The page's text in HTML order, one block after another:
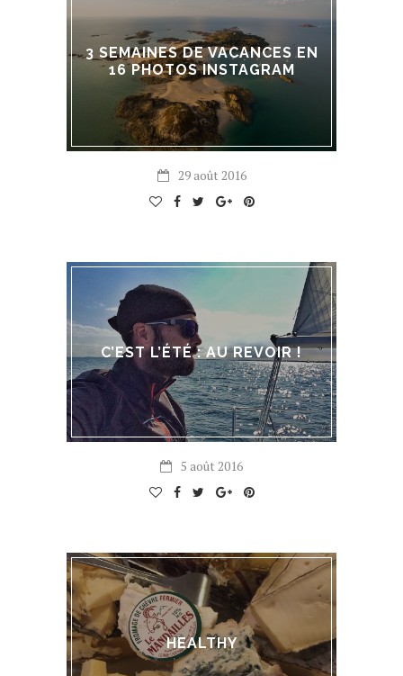
3 SEMAINES DE VACANCES EN
16 PHOTOS INSTAGRAM
29 août 2016
C’EST L’ÉTÉ : AU REVOIR !
5 août 2016
HEALTHY